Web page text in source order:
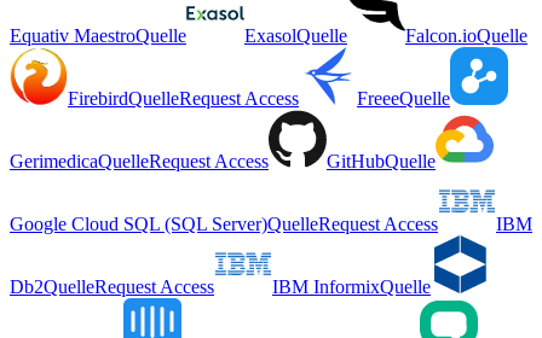
Equativ MaestroQuelle ExasolQuelle Falcon.ioQuelle
FirebirdQuelleRequest Access FreeeQuelle
GerimedicaQuelleRequest Access GitHubQuelle
Google Cloud SQL (SQL Server)QuelleRequest Access IBM
Db2QuelleRequest Access IBM InformixQuelle